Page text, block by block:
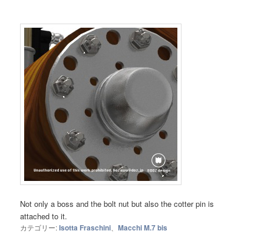
Not only a boss and the bolt nut but also the cotter pin is
attached to it.
カテゴリー:Isotta Fraschini 、Macchi M.7 bis